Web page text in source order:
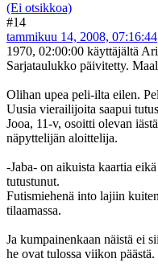
(Ei otsikkoa)
#14
tammikuu 14, 2008, 07:16:44
1970, 02:00:00 käyttäjältä
Sarjataulukko päivitetty.
Olihan upea peli-ilta eilen.
Uusia vierailijoita saapui
Jooa, 11-v, osoitti olevan
näpyttelijän aloittelija.
-Jaba- on aikuista kaartia
tutustunut.
Futismiehenä into lajiin
tilaamassa.
Ja kumpainenkaan näistä ei
he ovat tulossa viikon päästä.